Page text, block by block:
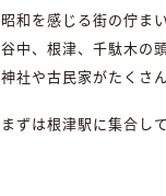
昭和を感じる街の佇ま
谷中、根津、千駄木の
神社や古民家がたくさ
まずは根津駅に集合し